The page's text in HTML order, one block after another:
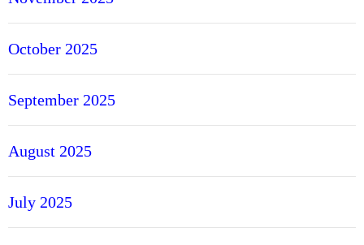
October 2025
September 2025
August 2025
July 2025